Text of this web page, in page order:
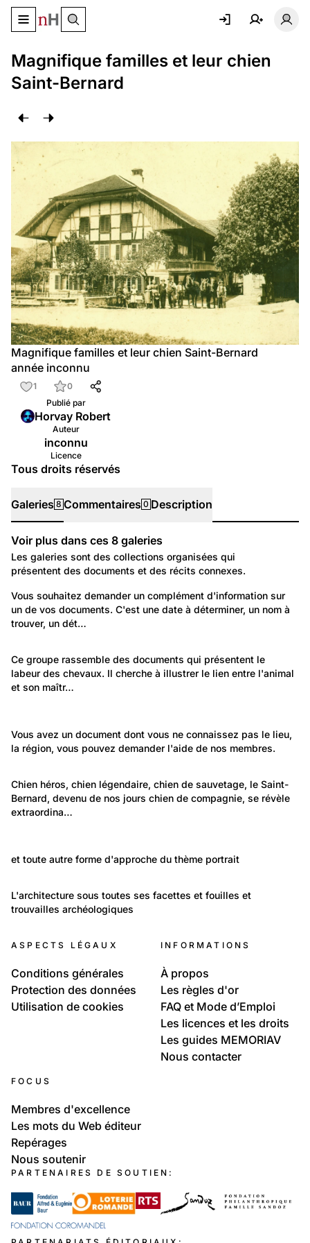
Basculer le menu de navigation
Magnifique familles et leur chien
Saint-Bernard
Magnifique familles et leur chien Saint-Bernard
année inconnu
1
0
Publié par
Horvay Robert
Auteur
inconnu
Licence
Tous droits réservés
Galeries 8 Commentaires 0 Description
Galeries
Voir plus dans ces 8 galeries
Les galeries sont des collections organisées qui
présentent des documents et des récits connexes.
Autre: Non classée
Demande d'information
Vous souhaitez demander un complément d'information sur
un de vos documents. C'est une date à déterminer, un nom à
trouver, un dét…
Environnement: Nature et paysage
Le cheval au service de l'homme
Ce groupe rassemble des documents qui présentent le
labeur des chevaux. Il cherche à illustrer le lien entre l'animal
et son maîtr…
Le cheval au service du paysan
Temps libre et culture: Vie quotidienne
Lieux non identifiés
Vous avez un document dont vous ne connaissez pas le lieu,
la région, vous pouvez demander l'aide de nos membres.
Temps libre et culture: Vie quotidienne
Le Saint-Bernard, chien national suisse
Chien héros, chien légendaire, chien de sauvetage, le Saint-
Bernard, devenu de nos jours chien de compagnie, se révèle
extraordina…
Identité perdu ..CH..
Portraits: Figures marquantes
et toute autre forme d'approche du thème portrait
Lieux: International
Architecture / Archéologie
L'architecture sous toutes ses facettes et fouilles et
trouvailles archéologiques
ASPECTS LÉGAUX
Conditions générales
Protection des données
Utilisation de cookies
INFORMATIONS
À propos
Les règles d'or
FAQ et Mode d’Emploi
Les licences et les droits
Les guides MEMORIAV
Nous contacter
FOCUS
Membres d'excellence
Les mots du Web éditeur
Repérages
Nous soutenir
PARTENAIRES DE SOUTIEN: